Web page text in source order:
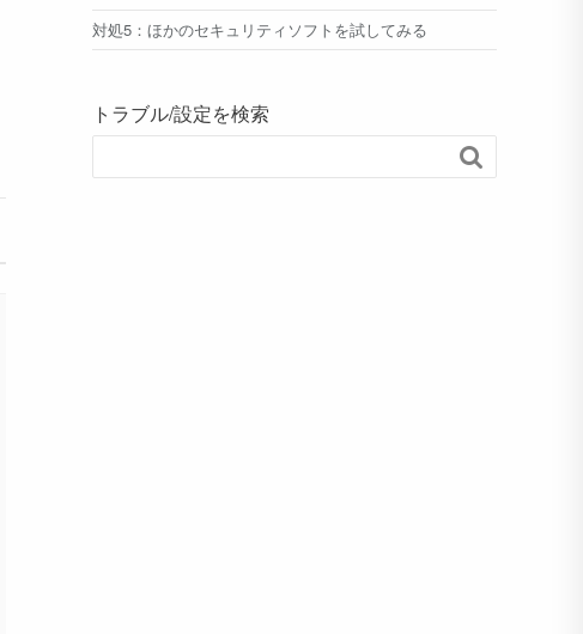
対処5：ほかのセキュリティソフトを試してみる
トラブル/設定を検索
